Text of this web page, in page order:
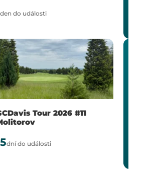
23 dní do události
GCDavis Tour 2026 #2
Semifinále Poděbrady
30dní do události